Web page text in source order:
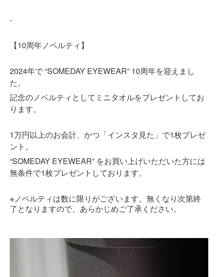
-
【10周年ノベルティ】
2024年で “SOMEDAY EYEWEAR” 10周年を迎えまし
た。
記念のノベルティとしてミニタオルをプレゼントしてお
ります。
1万円以上のお会計、かつ「インスタ見た」で1枚プレゼ
ント。
“SOMEDAY EYEWEAR” をお買い上げいただいた方には
無条件で1枚プレゼントしております。
※ ノベルティは数に限りがございます。無くなり次第終
了となりますので、あらかじめご了承ください。